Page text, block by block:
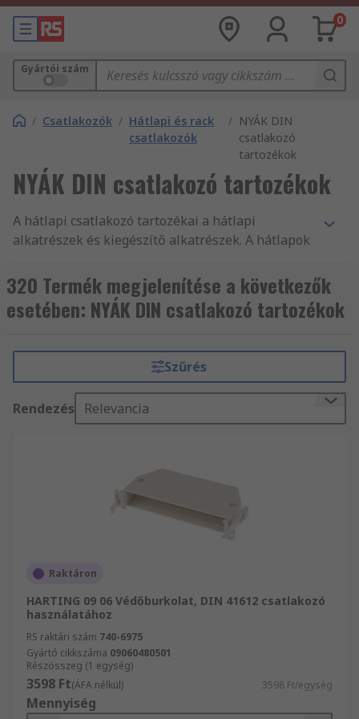
0
Gyártói szám
/ Csatlakozók / Hátlapi és rack
csatlakozók
/ NYÁK DIN
csatlakozó
tartozékok
NYÁK DIN csatlakozó tartozékok
A hátlapi csatlakozó tartozékai a hátlapi
alkatrészek és kiegészítő alkatrészek. A hátlapok
párhuzamos létrehozására szolgáló hátlapi
csatlakozóból állnak. Minden
csatlakozóérintkező az összes többi csatlakozó
több nyomtatott áramköri lap csatlakoztatására
Mire használják a hátlapi csatlakozók
A hátlap tartozékainak funkciója a tartozék
típusától függ, és mire tervezték őket. Ezek
segíthetnek a hátlap védelmében, telepítés,
vezetésében vagíy csatlakoztatásában.
A hátlapi csatlakozó tartozékainak típusai
A hátlapi kiegészítők széles választéka áll
rendelkezésre, de néhány gyakori típusok közé
tartozik:
Vezető tartozékok, a telepítés
megkönnyítésére szolgál, mivel keretet
320 Termék megjelenítése a következők
esetében: NYÁK DIN csatlakozó tartozékok
Szűrés
Rendezés Relevancia
Raktáron
HARTING 09 06 Védőburkolat, DIN 41612 csatlakozó
használatához
RS raktári szám 740-6975
Gyártó cikkszáma 09060480501
Részösszeg (1 egység)
3598 Ft(ÁFA nélkül) 3598 Ft/egység
Mennyiség